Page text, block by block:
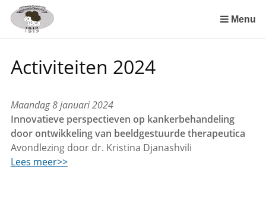
links
naar
de
Spring
naar
het
menu
Menu
Activiteiten 2024
Maandag 8 januari 2024
Innovatieve perspectieven op kankerbehandeling
door ontwikkeling van beeldgestuurde therapeutica
Avondlezing door dr. Kristina Djanashvili
Lees meer>>